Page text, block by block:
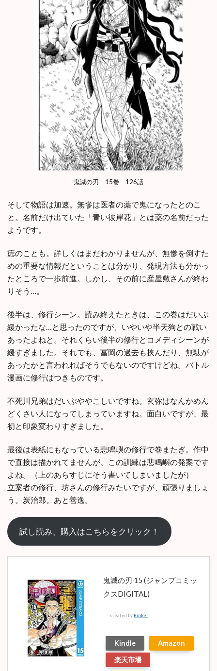
鬼滅の刃 15巻 126話
そして物語は加速。無惨は医者の薬で鬼になったとのこ
と。名前だけ出ていた「青い彼岸花」とは薬の名前だった
ようです。
痣のことも。詳しくはまだわかりませんが、無惨を倒すた
めの重要な情報だということは分かり、発現方法も分かっ
たところで一歩前進。しかし、その前に産屋敷さんが終わ
りそう…。
後半は、修行シーン。読み終えたときは、この巻はだいぶ
緩かったな…と思ったのですが、いやいや半天狗との戦い
あったよねと。それくらい後半の修行とコメディシーンが
緩すぎました。それでも、冨岡の過去も挟んだり、無駄が
あったかと言われればそうでもないのですけどね。バトル
漫画に修行はつきものです。
不死川兄弟はだいぶややこしいですね。玄弥はなんかめん
どくさい人になってしまっていますね。面白いですが、最
初と印象変わりすぎました。
最後は表紙にもなっている悲鳴嶼の修行で巻またぎ。作中
で直接は描かれてませんが、この訓練は悲鳴嶼の発案です
よね。（上のあらすじにそう書いてしまいましたが）
立案者の修行、坊さんの修行みたいですが、頑張りましょ
う。炭治郎。あと善逸。
試し読み、購入はこちらをクリック！
鬼滅の刃 15 (ジャンプコミッ
クスDIGITAL)
created by Rinker
Kindle
Amazon
楽天市場